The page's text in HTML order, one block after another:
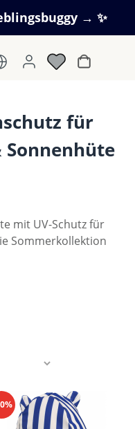
→ ✨
für
Sonnenhüte
mit UV-Schutz für
Sommerkollektion